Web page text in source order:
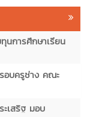
นการศึกษาเรียน
อบครูช่าง คณะ
เสริฐ มอบ